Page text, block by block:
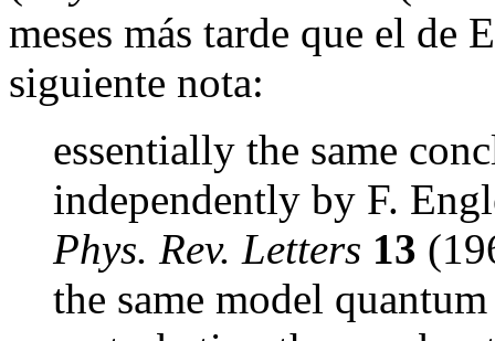
meses más tarde que el
siguiente nota:
essentially the same
independently by F.
Phys. Rev. Letters 13
the same model